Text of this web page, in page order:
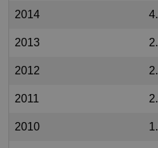
2014
2013
2012
2011
2010